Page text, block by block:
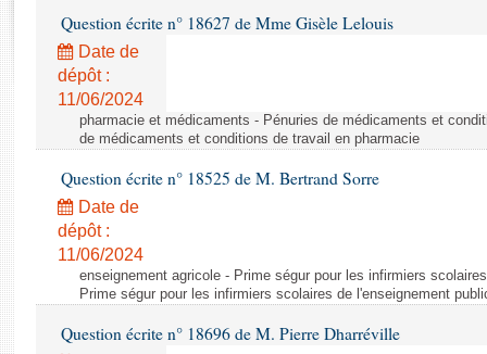
Rapports législatifs
Rapports sur l'application des lois
Baromètre de l’application des lois
Dossiers législatifs
Budget et sécurité sociale
Questions écrites et orales
Comptes rendus des débats
Question écrite n° 18627 de Mme Gisèle Lelouis
Date de
dépôt :
11/06/2024
pharmacie et médicaments - Pénuries de médicaments et
de médicaments et conditions de travail en pharmacie
Question écrite n° 18525 de M. Bertrand Sorre
Date de
dépôt :
11/06/2024
enseignement agricole - Prime ségur pour les infirmiers
Prime ségur pour les infirmiers scolaires de l'enseignement
Question écrite n° 18696 de M. Pierre Dharréville